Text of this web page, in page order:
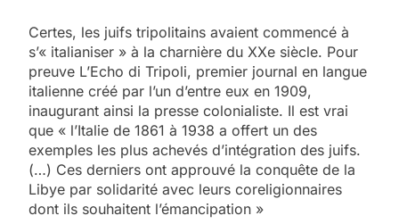
Certes, les juifs tripolitains avaient commencé à
s’« italianiser » à la charnière du XXe siècle. Pour
preuve L’Echo di Tripoli, premier journal en langue
italienne créé par l’un d’entre eux en 1909,
inaugurant ainsi la presse colonialiste. Il est vrai
que « l’Italie de 1861 à 1938 a offert un des
exemples les plus achevés d’intégration des juifs.
(…) Ces derniers ont approuvé la conquête de la
Libye par solidarité avec leurs coreligionnaires
dont ils souhaitent l’émancipation »